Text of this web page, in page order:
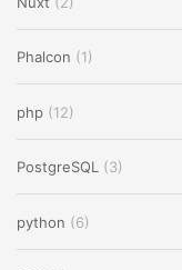
Phalcon (1)
php (12)
PostgreSQL (3)
python (6)